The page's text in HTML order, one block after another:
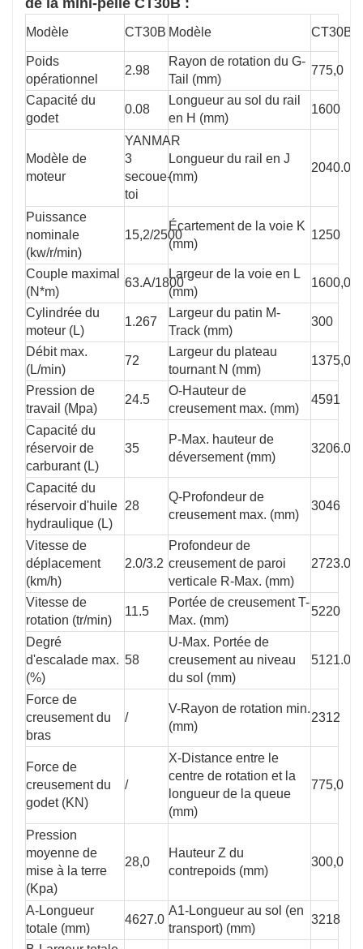
Modèle CT30B Modèle CT30B
Poids
opérationnel
2.98
Rayon de rotation du G-
Tail (mm)
775,0
Capacité du
godet
0.08
Longueur au sol du rail
en H (mm)
1600
Modèle de
moteur
YANMAR
3
secoue-
toi
Longueur du rail en J
(mm)
2040.0
Puissance
nominale
(kw/r/min)
15,2/2500
Écartement de la voie K
(mm)
1250
Couple maximal
(N*m)
63.A/1800
Largeur de la voie en L
(mm)
1600,0
Cylindrée du
moteur (L)
1.267
Largeur du patin M-
Track (mm)
300
Débit max.
(L/min)
72
Largeur du plateau
tournant N (mm)
1375,0
Pression de
travail (Mpa)
24.5
O-Hauteur de
creusement max. (mm)
4591
Capacité du
réservoir de
carburant (L)
35
P-Max. hauteur de
déversement (mm)
3206.0
Capacité du
réservoir d'huile
hydraulique (L)
28
Q-Profondeur de
creusement max. (mm)
3046
Vitesse de
déplacement
(km/h)
2.0/3.2
Profondeur de
creusement de paroi
verticale R-Max. (mm)
2723.0
Vitesse de
rotation (tr/min)
11.5
Portée de creusement T-
Max. (mm)
5220
Degré
d'escalade max.
(%)
58
U-Max. Portée de
creusement au niveau
du sol (mm)
5121.0
Force de
creusement du
bras
/
V-Rayon de rotation min.
(mm)
2312
Force de
creusement du
godet (KN)
/
X-Distance entre le
centre de rotation et la
longueur de la queue
(mm)
775,0
Pression
moyenne de
mise à la terre
(Kpa)
28,0
Hauteur Z du
contrepoids (mm)
300,0
A-Longueur
totale (mm)
4627.0
A1-Longueur au sol (en
transport) (mm)
3218